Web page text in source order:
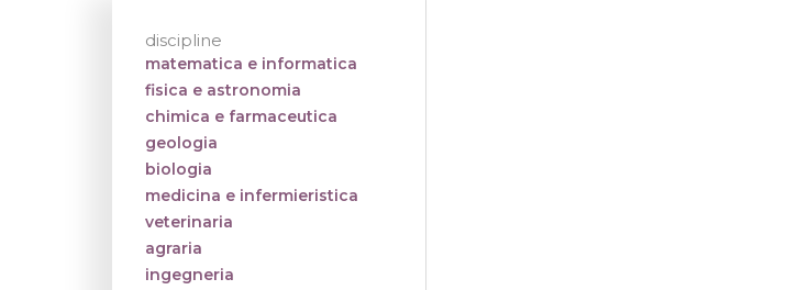
discipline
matematica e informatica
fisica e astronomia
chimica e farmaceutica
geologia
biologia
medicina e infermieristica
veterinaria
agraria
ingegneria